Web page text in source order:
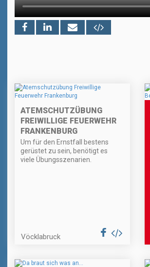
ATEMSCHUTZÜBUNG
FREIWILLIGE FEUERWEHR
FRANKENBURG
Um für den Ernstfall bestens
gerüstet zu sein, benötigt es
viele Übungsszenarien.
Vöcklabruck